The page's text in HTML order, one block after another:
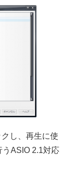
し、再生に使
ASIO 2.1対応